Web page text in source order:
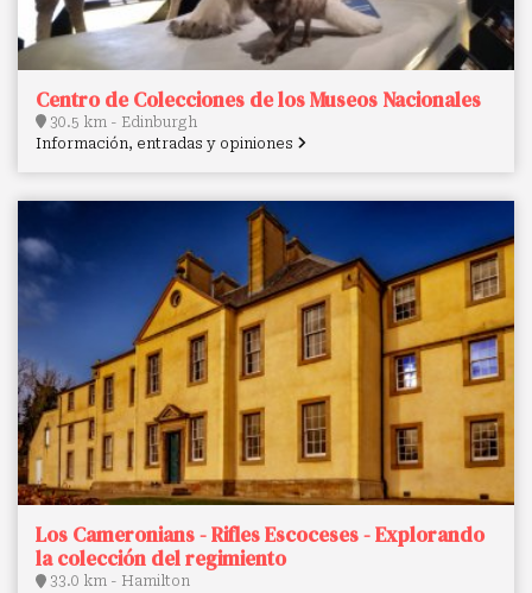
Centro de Colecciones de los Museos Nacionales
30.5 km - Edinburgh
Información, entradas y opiniones
Los Cameronians - Rifles Escoceses - Explorando
la colección del regimiento
33.0 km - Hamilton